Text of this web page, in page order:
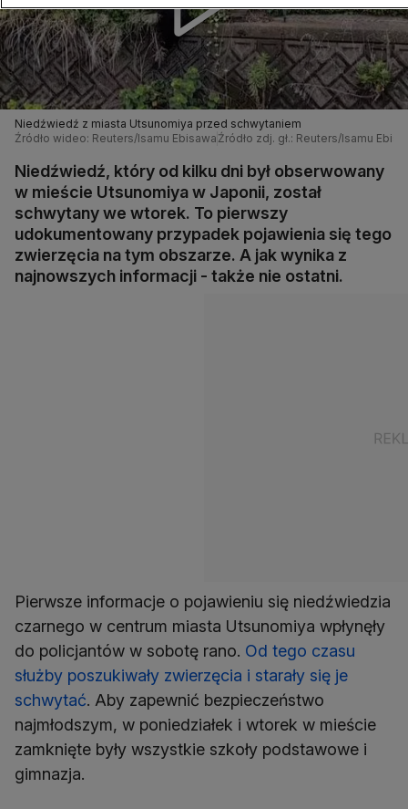
Niedźwiedź z miasta Utsunomiya przed schwytaniem
Źródło wideo: Reuters/Isamu Ebisawa Źródło zdj. gł.: Reuters/Isamu
Niedźwiedź, który od kilku dni był obserwowany
w mieście Utsunomiya w Japonii, został
schwytany we wtorek. To pierwszy
udokumentowany przypadek pojawienia się tego
zwierzęcia na tym obszarze. A jak wynika z
najnowszych informacji - także nie ostatni.
Pierwsze informacje o pojawieniu się niedźwiedzia
czarnego w centrum miasta Utsunomiya wpłynęły
do policjantów w sobotę rano. Od tego czasu
służby poszukiwały zwierzęcia i starały się je
schwytać. Aby zapewnić bezpieczeństwo
najmłodszym, w poniedziałek i wtorek w mieście
zamknięte były wszystkie szkoły podstawowe i
gimnazja.